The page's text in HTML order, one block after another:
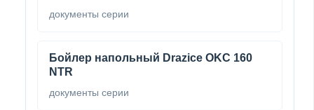
документы серии
Бойлер напольный Drazice OKC 160
NTR
документы серии